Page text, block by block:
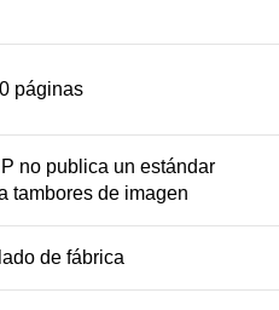
páginas
no publica un estándar
tambores de imagen
de fábrica